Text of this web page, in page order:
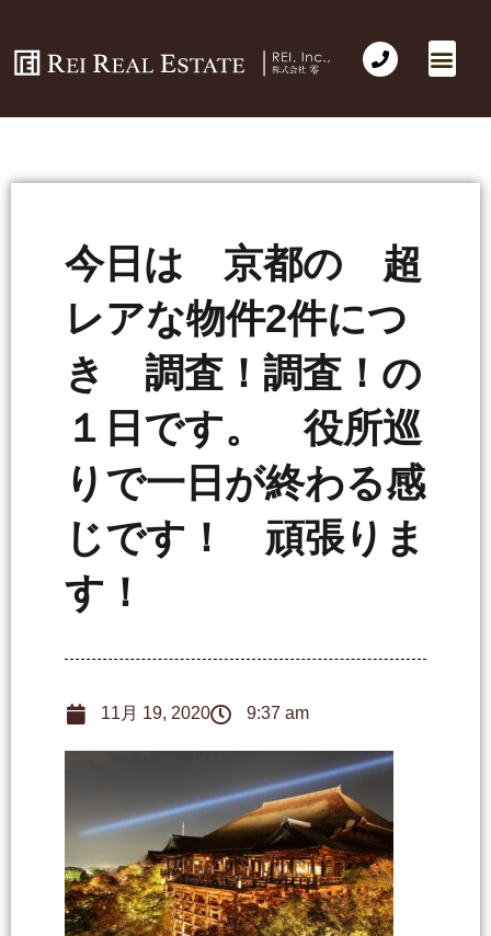
今日は 京都の 超
レアな物件2件につ
き 調査！調査！の
１日です。 役所巡
りで一日が終わる感
じです！ 頑張りま
す！
11月 19, 2020 9:37 am